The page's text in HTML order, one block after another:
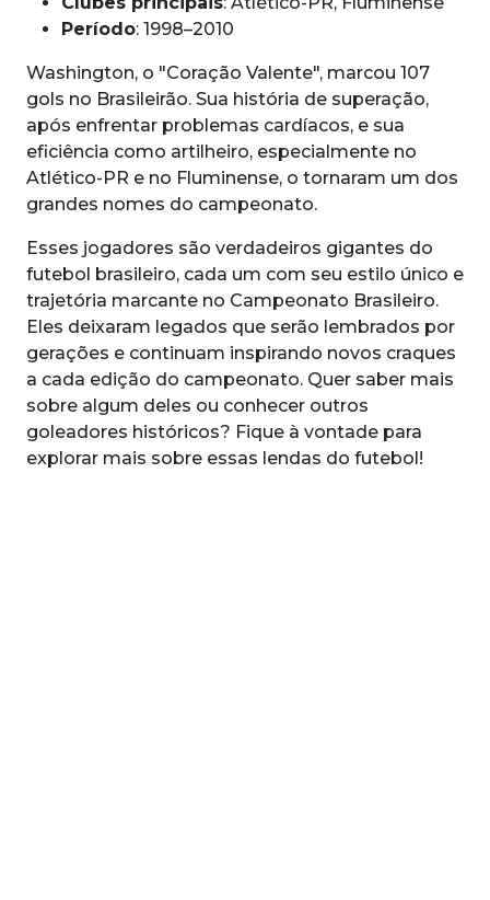
Período: 1998–2010
Washington, o "Coração Valente", marcou 107
gols no Brasileirão. Sua história de superação,
após enfrentar problemas cardíacos, e sua
eficiência como artilheiro, especialmente no
Atlético-PR e no Fluminense, o tornaram um dos
grandes nomes do campeonato.
Esses jogadores são verdadeiros gigantes do
futebol brasileiro, cada um com seu estilo único e
trajetória marcante no Campeonato Brasileiro.
Eles deixaram legados que serão lembrados por
gerações e continuam inspirando novos craques
a cada edição do campeonato. Quer saber mais
sobre algum deles ou conhecer outros
goleadores históricos? Fique à vontade para
explorar mais sobre essas lendas do futebol!